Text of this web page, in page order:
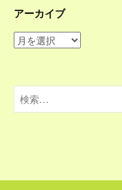
アーカイブ
ア
イ
ブ
検
索: